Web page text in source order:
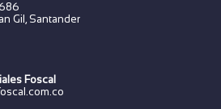
Gil, Santander
Foscal